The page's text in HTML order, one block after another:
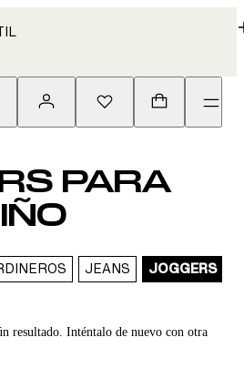
PARA
JEANS JOGGERS
resultado. Inténtalo de nuevo con otra